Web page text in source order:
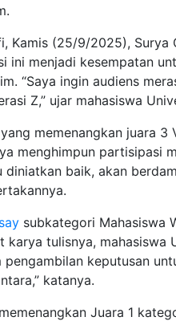
Kamis (25/9/2025),
ini menjadi kesempatan
“Saya ingin audiens
Z,” ujar mahasiswa
memenangkan juara 3
menghimpun partisipasi
baik, akan
subkategori Mahasiswa
tulisnya,
keputusan
katanya.
Juara 1